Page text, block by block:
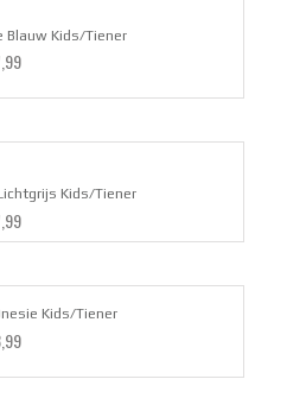
Blauw Kids/Tiener
Waardering
Kids/Tiener
Kids/Tiener
Waardering